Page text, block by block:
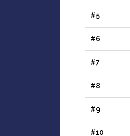
#5
#6
#7
#8
#9
#10